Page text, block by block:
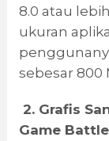
8.0 atau
ukuran
sebesar 800
2. Grafis
Game